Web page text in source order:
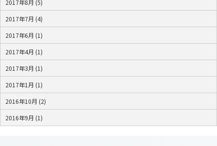
2017年8月 (5)
2017年7月 (4)
2017年6月 (1)
2017年4月 (1)
2017年3月 (1)
2017年1月 (1)
2016年10月 (2)
2016年9月 (1)